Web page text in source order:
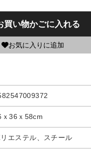
買い物かごに入れる
お気に入りに追加
ｘ36ｘ58cm
エステル、スチール